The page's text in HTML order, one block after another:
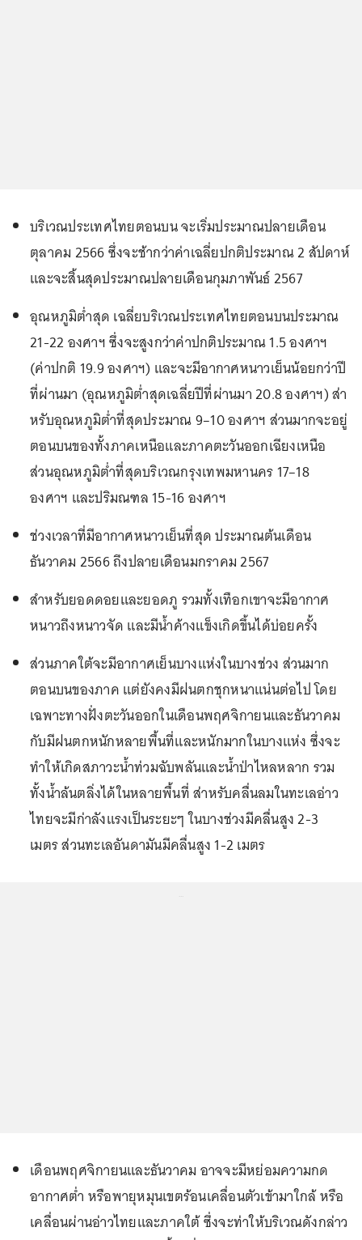
บริเวณประเทศไทยตอนบน จะเริ่มประมาณปลายเดือน
ตุลาคม 2566 ซึ่งจะช้ากว่าค่าเฉลี่ยปกติประมาณ 2 สัปดาห์
และจะสิ้นสุดประมาณปลายเดือนกุมภาพันธ์ 2567
อุณหภูมิต่ำสุด เฉลี่ยบริเวณประเทศไทยตอนบนประมาณ
21-22 องศาฯ ซึ่งจะสูงกว่าค่าปกติประมาณ 1.5 องศาฯ
(ค่าปกติ 19.9 องศาฯ) และจะมีอากาศหนาวเย็นน้อยกว่าปี
ที่ผ่านมา (อุณหภูมิต่ำสุดเฉลี่ยปีที่ผ่านมา 20.8 องศาฯ) ส่า
หรับอุณหภูมิต่ำที่สุดประมาณ 9–10 องศาฯ ส่วนมากจะอยู่
ตอนบนของทั้งภาคเหนือและภาคตะวันออกเฉียงเหนือ
ส่วนอุณหภูมิต่ำที่สุดบริเวณกรุงเทพมหานคร 17–18
องศาฯ และปริมณฑล 15-16 องศาฯ
ช่วงเวลาที่มีอากาศหนาวเย็นที่สุด ประมาณต้นเดือน
ธันวาคม 2566 ถึงปลายเดือนมกราคม 2567
สำหรับยอดดอยและยอดภู รวมทั้งเทือกเขาจะมีอากาศ
หนาวถึงหนาวจัด และมีน้ำค้างแข็งเกิดขึ้นได้บ่อยครั้ง
ส่วนภาคใต้จะมีอากาศเย็นบางแห่งในบางช่วง ส่วนมาก
ตอนบนของภาค แต่ยังคงมีฝนตกชุกหนาแน่นต่อไป โดย
เฉพาะทางฝั่งตะวันออกในเดือนพฤศจิกายนและธันวาคม
กับมีฝนตกหนักหลายพื้นที่และหนักมากในบางแห่ง ซึ่งจะ
ทำให้เกิดสภาวะน้ำท่วมฉับพลันและน้ำป่าไหลหลาก รวม
ทั้งน้ำล้นตลิ่งได้ในหลายพื้นที่ ส่าหรับคลื่นลมในทะเลอ่าว
ไทยจะมีก่าลังแรงเป็นระยะๆ ในบางช่วงมีคลื่นสูง 2-3
เมตร ส่วนทะเลอันดามันมีคลื่นสูง 1-2 เมตร
เดือนพฤศจิกายนและธันวาคม อาจจะมีหย่อมความกด
อากาศต่ำ หรือพายุหมุนเขตร้อนเคลื่อนตัวเข้ามาใกล้ หรือ
เคลื่อนผ่านอ่าวไทยและภาคใต้ ซึ่งจะท่าให้บริเวณดังกล่าว